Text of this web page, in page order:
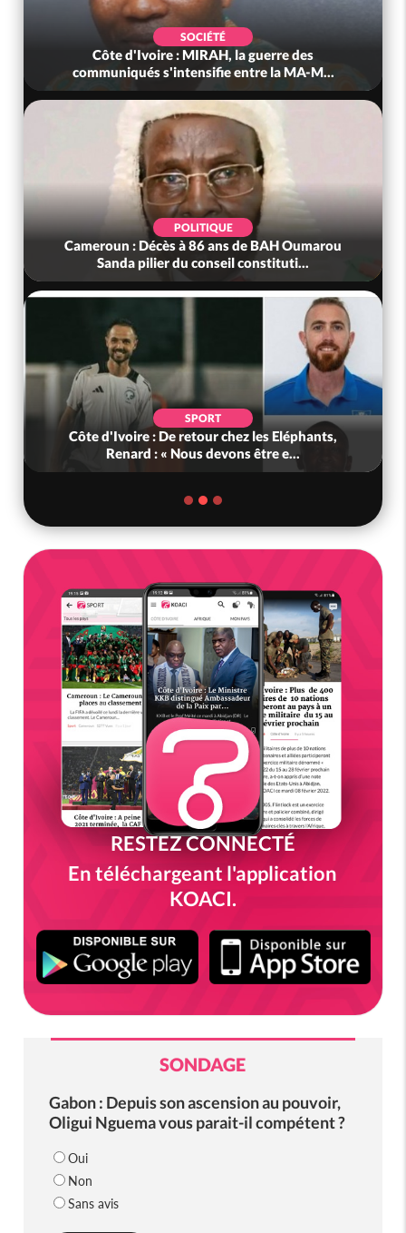
SOCIÉTÉ
Côte d'Ivoire : MIRAH, la guerre des
communiqués s'intensifie entre la MA-M...
POLITIQUE
Cameroun : Décès à 86 ans de BAH Oumarou
Sanda pilier du conseil constituti...
SPORT
Côte d'Ivoire : De retour chez les Eléphants,
Renard : « Nous devons être e...
RESTEZ CONNECTÉ
En téléchargeant l'application
KOACI.
SONDAGE
Gabon : Depuis son ascension au pouvoir,
Oligui Nguema vous parait-il compétent ?
Oui
Non
Sans avis